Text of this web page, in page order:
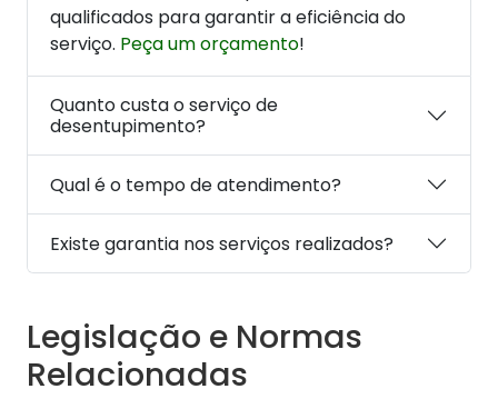
qualificados para garantir a eficiência do
serviço. Peça um orçamento!
Quanto custa o serviço de
desentupimento?
Qual é o tempo de atendimento?
Existe garantia nos serviços realizados?
Legislação e Normas
Relacionadas